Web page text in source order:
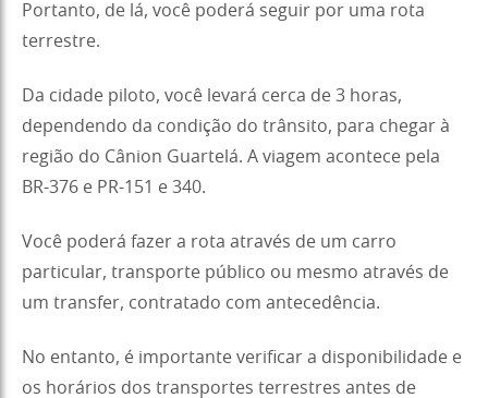
Portanto, de lá, você poderá seguir por uma rota
terrestre.
Da cidade piloto, você levará cerca de 3 horas,
dependendo da condição do trânsito, para chegar à
região do Cânion Guartelá. A viagem acontece pela
BR-376 e PR-151 e 340.
Você poderá fazer a rota através de um carro
particular, transporte público ou mesmo através de
um transfer, contratado com antecedência.
No entanto, é importante verificar a disponibilidade e
os horários dos transportes terrestres antes de